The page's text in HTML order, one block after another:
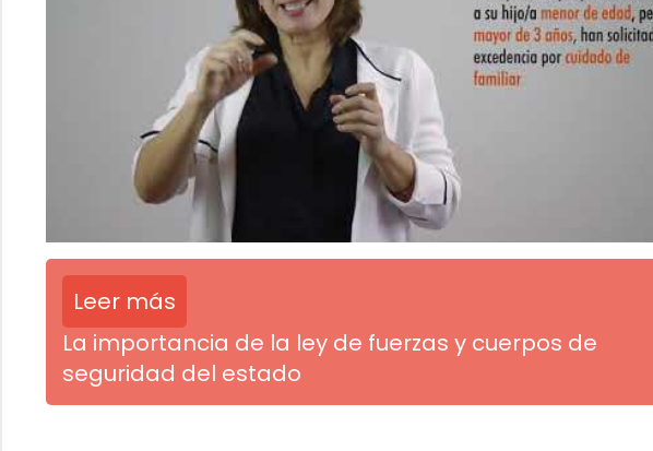
Leer más
La importancia de la ley de fuerzas y cuerpos de
seguridad del estado